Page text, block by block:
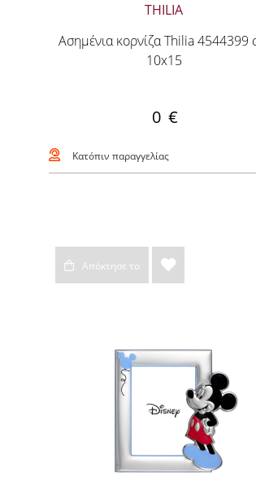
THILIA
Ασημένια κορνίζα Thilia 4544399
10x15
0 €
Κατόπιν παραγγελίας
Απόκτησε το